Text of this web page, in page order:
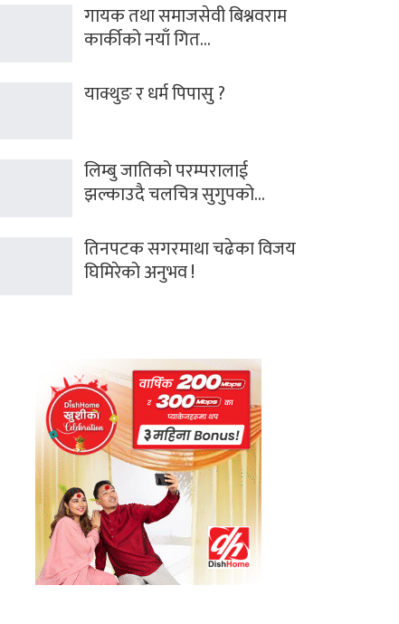
गायक तथा समाजसेवी बिश्नवराम
कार्कीको नयाँ गित…
याक्थुङ र धर्म पिपासु ?
लिम्बु जातिको परम्परालाई
झल्काउदै चलचित्र सुगुपको…
तिनपटक सगरमाथा चढेका विजय
घिमिरेको अनुभव !